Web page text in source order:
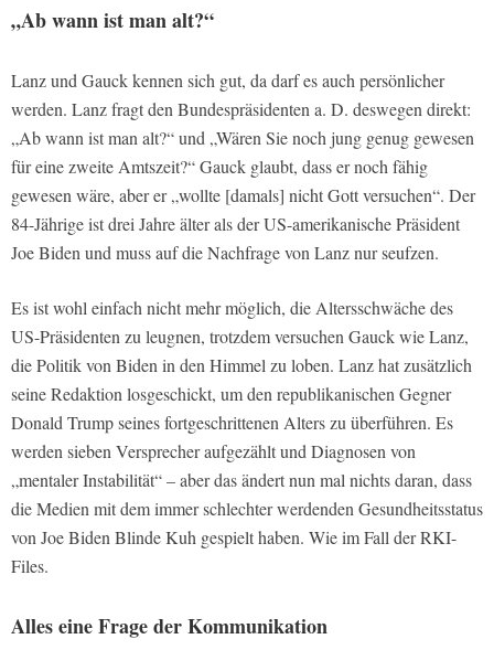
„Ab wann ist man alt?“
Lanz und Gauck kennen sich gut, da darf es auch persönlicher
werden. Lanz fragt den Bundespräsidenten a. D. deswegen direkt:
„Ab wann ist man alt?“ und „Wären Sie noch jung genug gewesen
für eine zweite Amtszeit?“ Gauck glaubt, dass er noch fähig
gewesen wäre, aber er „wollte [damals] nicht Gott versuchen“. Der
84-Jährige ist drei Jahre älter als der US-amerikanische Präsident
Joe Biden und muss auf die Nachfrage von Lanz nur seufzen.
Es ist wohl einfach nicht mehr möglich, die Altersschwäche des
US-Präsidenten zu leugnen, trotzdem versuchen Gauck wie Lanz,
die Politik von Biden in den Himmel zu loben. Lanz hat zusätzlich
seine Redaktion losgeschickt, um den republikanischen Gegner
Donald Trump seines fortgeschrittenen Alters zu überführen. Es
werden sieben Versprecher aufgezählt und Diagnosen von
„mentaler Instabilität“ – aber das ändert nun mal nichts daran, dass
die Medien mit dem immer schlechter werdenden Gesundheitsstatus
von Joe Biden Blinde Kuh gespielt haben. Wie im Fall der RKI-
Files.
Alles eine Frage der Kommunikation